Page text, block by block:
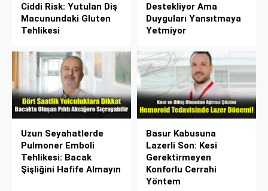
Ciddi Risk: Yutulan Diş
Macunundaki Gluten
Tehlikesi
Destekliyor Ama
Duyguları Yansıtmaya
Yetmiyor
Uzun Seyahatlerde
Pulmoner Emboli
Tehlikesi: Bacak
Şişliğini Hafife Almayın
Basur Kabusuna
Lazerli Son: Kesi
Gerektirmeyen
Konforlu Cerrahi
Yöntem